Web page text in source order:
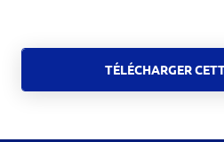
TÉLÉCHARGER